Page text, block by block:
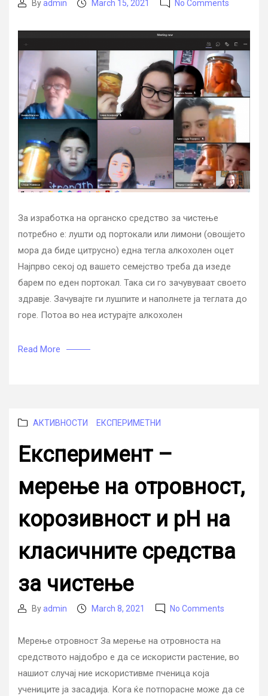
PostByadmin
PostMarch 15, 2021 No Comments
средство
за
чистење
За изработка на органско средство за чистење
потребно е: лушти од портокали или лимони (овошјето
мора да биде цитрусно) една тегла алкохолен оцет
Најпрво секој од вашето семејство треба да изеде
барем по еден портокал. Така си го зачувуваат своето
здравје. Зачувајте ги лушпите и наполнете ја теглата до
горе. Потоа во неа истурајте алкохолен
Read More
Categories
АКТИВНОСТИ ЕКСПЕРИМЕТНИ
Експеримент –
мерење на отровност,
корозивност и pH на
класичните средства
за чистење
PostByadmin
PostMarch 8, 2021 No Comments
на
Мерење отровност За мерење на отровноста на
средството најдобро е да се искористи растение, во
нашиот случај ние искористивме пченица која
учениците ја засадија. Кога ќе потпорасне може да се